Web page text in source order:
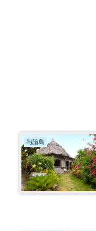
与論島